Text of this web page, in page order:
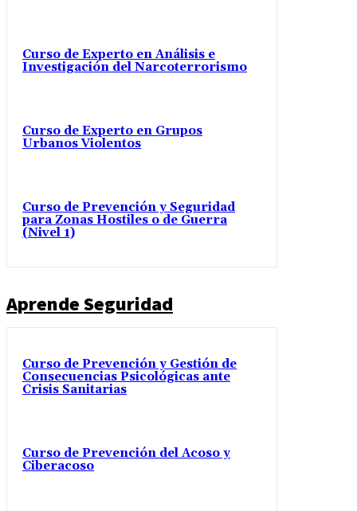
Curso de Experto en Análisis e
Investigación del Narcoterrorismo
Curso de Experto en Grupos
Urbanos Violentos
Curso de Prevención y Seguridad
para Zonas Hostiles o de Guerra
(Nivel 1)
Aprende Seguridad
Curso de Prevención y Gestión de
Consecuencias Psicológicas ante
Crisis Sanitarias
Curso de Prevención del Acoso y
Ciberacoso